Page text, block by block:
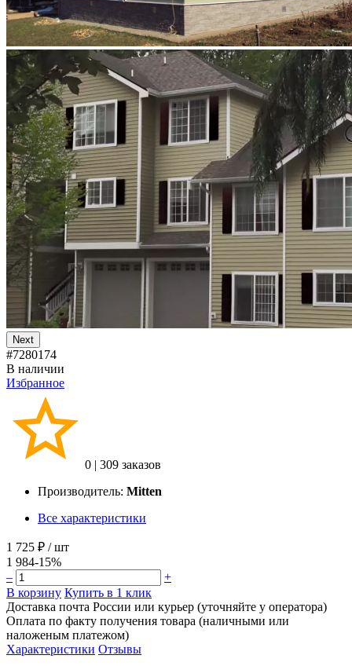
Next
#7280174
В наличии
Избранное
0 | 309 заказов
Производитель: Mitten
Все характеристики
1 725 ₽ / шт
1 984-15%
–
+
В корзину Купить в 1 клик
Доставка почта России или курьер (уточняйте у оператора)
Оплата по факту получения товара (наличными или
наложеным платежом)
Характеристики Отзывы